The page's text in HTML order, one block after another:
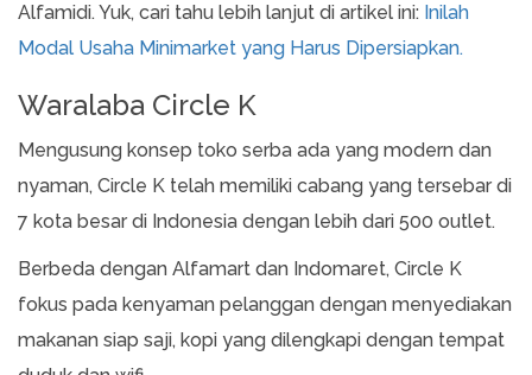
Alfamidi. Yuk, cari tahu lebih lanjut di artikel ini: Inilah
Modal Usaha Minimarket yang Harus Dipersiapkan.
Waralaba Circle K
Mengusung konsep toko serba ada yang modern dan
nyaman, Circle K telah memiliki cabang yang tersebar di
7 kota besar di Indonesia dengan lebih dari 500 outlet.
Berbeda dengan Alfamart dan Indomaret, Circle K
fokus pada kenyaman pelanggan dengan menyediakan
makanan siap saji, kopi yang dilengkapi dengan tempat